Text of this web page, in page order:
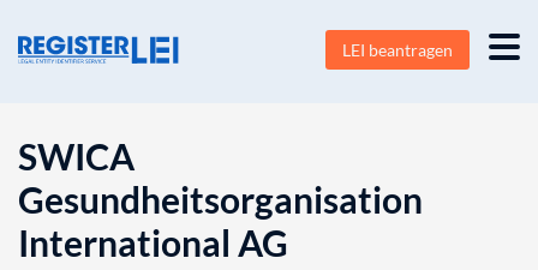
LEI beantragen
SWICA
Gesundheitsorganisation
International AG